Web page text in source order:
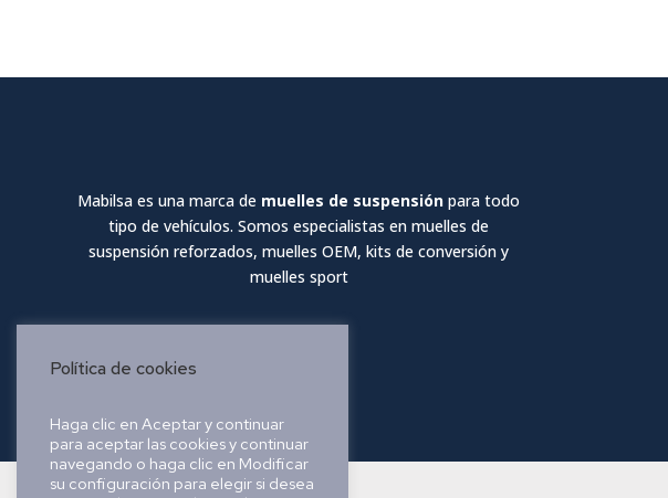
Mabilsa es una marca de muelles de suspensión para todo
tipo de vehículos. Somos especialistas en muelles de
suspensión reforzados, muelles OEM, kits de conversión y
muelles sport
Política de cookies
Haga clic en Aceptar y continuar
para aceptar las cookies y continuar
navegando o haga clic en Modificar
su configuración para elegir si desea